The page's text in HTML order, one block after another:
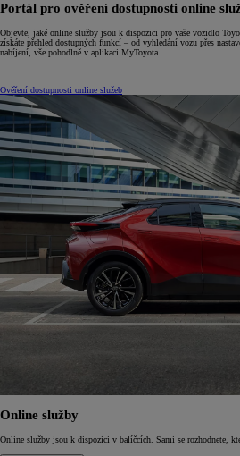
Portál pro ověření dostupnosti online
Objevte, jaké online služby jsou k dispozici pro vaše vozidlo
získáte přehled dostupných funkcí – od vyhledání vozu přes
nabíjení, vše pohodlně v aplikaci MyToyota.
Ověření dostupnosti online služeb
Online služby
Online služby jsou k dispozici v balíčcích. Sami se rozhodnete,